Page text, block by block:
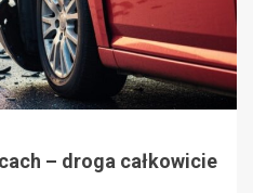
– droga całkowicie